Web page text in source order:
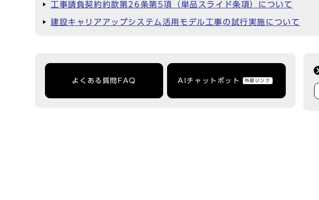
工事請負契約約款第26条第5項（単品スライド条項）について
建設キャリアアップシステム活用モデル工事の試行実施について
よくある質問FAQ AIチャットボット 外部リンク